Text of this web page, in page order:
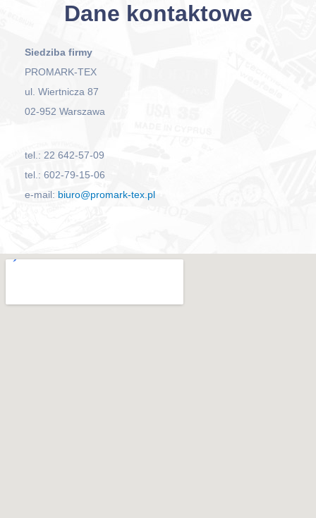
Dane kontaktowe
Siedziba firmy
PROMARK-TEX
ul. Wiertnicza 87
02-952 Warszawa
tel.: 22 642-57-09
tel.: 602-79-15-06
e-mail: biuro@promark-tex.pl